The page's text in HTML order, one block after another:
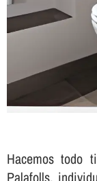
Hacemos todo
Palafolls,